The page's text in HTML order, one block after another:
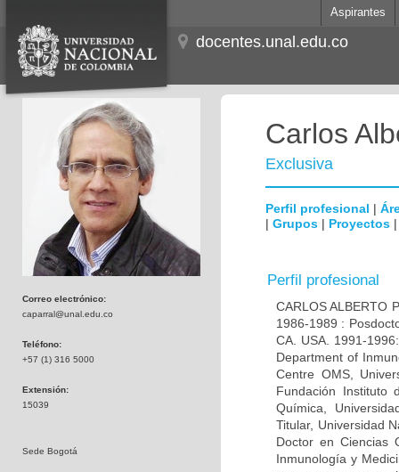
Aspirantes
docentes.unal.edu.co
Correo electrónico:
caparral@unal.edu.co
Teléfono:
+57 (1) 316 5000
Extensión:
15039
Sede Bogotá
Carlos
Exclusiva
Perfil profesional |
| Grupos | Proyectos
Perfil profesional
CARLOS ALBERTO
1986-1989 :
CA. USA. 1991-
Department of
Centre OMS,
Fundación Instituto
Química,
Titular, Universidad
Doctor en Ciencias
Inmunología y